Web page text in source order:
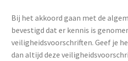
Bij het akkoord gaan met de
bevestigd dat er kennis is
veiligheidsvoorschriften. Geef je
dan altijd deze